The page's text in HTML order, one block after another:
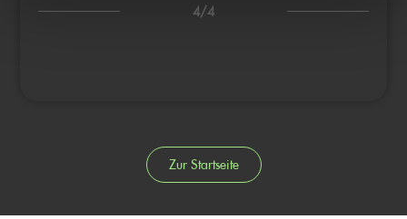
4/4
Zur Startseite